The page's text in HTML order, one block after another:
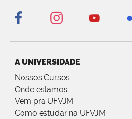
A UNIVERSIDADE
Nossos Cursos
Onde estamos
Vem pra UFVJM
Como estudar na UFVJM